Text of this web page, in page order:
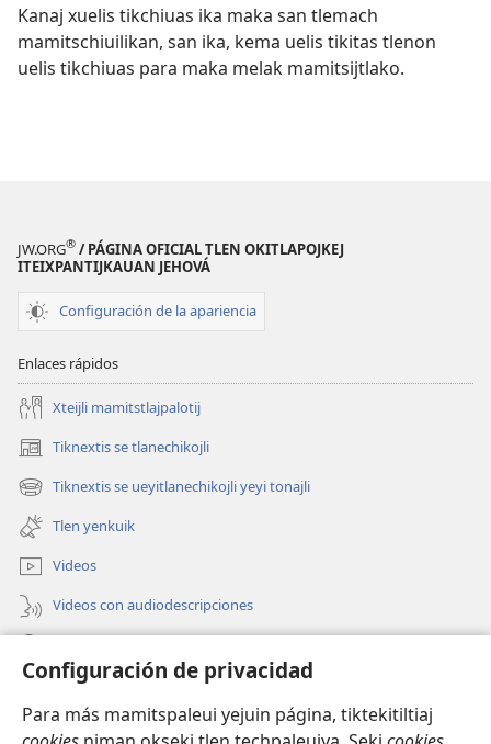
Configuración de privacidad
Para más mamitspaleui yejuin página, tiktekitiltiaj
Kanaj xuelis tikchiuas ika maka san tlemach
mamitschiuilikan, san ika, kema uelis tikitas tlenon
uelis tikchiuas para maka melak mamitsijtlako.
JW.ORG® / PÁGINA OFICIAL TLEN OKITLAPOJKEJ
ITEIXPANTIJKAUAN JEHOVÁ
Configuración de la apariencia
Enlaces rápidos
Xteijli mamitstlajpalotij
Tiknextis se tlanechikojli
(abre
una
nueva
ventana)
Tiknextis se ueyitlanechikojli yeyi tonajli
(abre
una
nueva
ventana)
Tlen yenkuik
Videos
Videos con audiodescripciones
(abre